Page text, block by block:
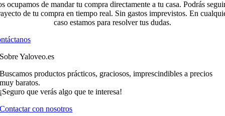
ocupamos de mandar tu compra directamente a tu casa. Podrás
de tu compra en tiempo real. Sin gastos imprevistos. En
caso estamos para resolver tus dudas.
Sobre Yaloveo.es
Buscamos productos prácticos, graciosos, imprescindibles a precios
muy baratos.
¡Seguro que verás algo que te interesa!
Contactar con nosotros